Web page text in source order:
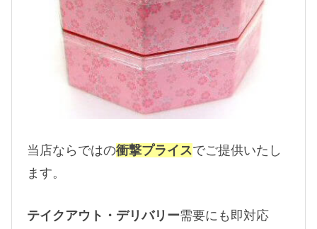
当店ならではの衝撃プライスでご提供いたし
ます。
テイクアウト・デリバリー需要にも即対応